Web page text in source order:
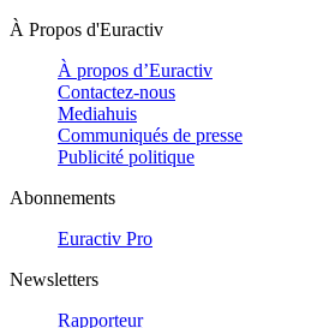
À Propos d'Euractiv
À propos d’Euractiv
Contactez-nous
Mediahuis
Communiqués de presse
Publicité politique
Abonnements
Euractiv Pro
Newsletters
Rapporteur